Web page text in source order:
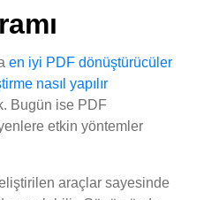
en iyi PDF dönüştürücüler
nasıl yapılır
Bugün ise PDF
etkin yöntemler
araçlar sayesinde